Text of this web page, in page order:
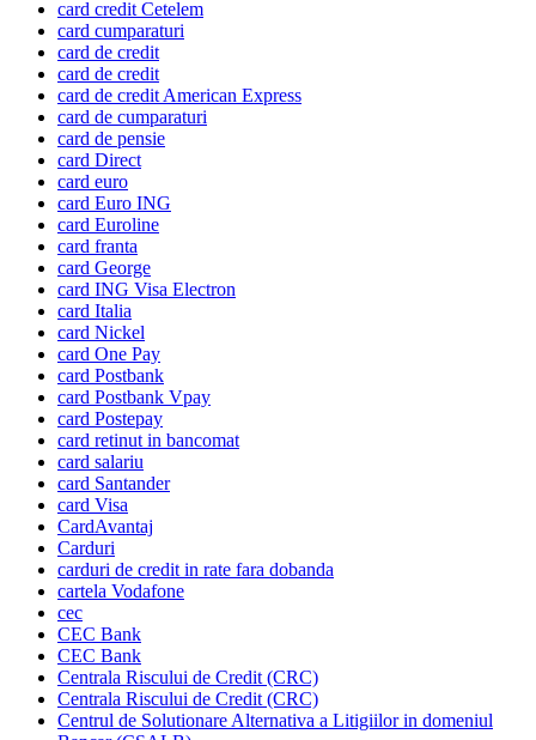
card credit Cetelem
card cumparaturi
card de credit
card de credit
card de credit American Express
card de cumparaturi
card de pensie
card Direct
card euro
card Euro ING
card Euroline
card franta
card George
card ING Visa Electron
card Italia
card Nickel
card One Pay
card Postbank
card Postbank Vpay
card Postepay
card retinut in bancomat
card salariu
card Santander
card Visa
CardAvantaj
Carduri
carduri de credit in rate fara dobanda
cartela Vodafone
cec
CEC Bank
CEC Bank
Centrala Riscului de Credit (CRC)
Centrala Riscului de Credit (CRC)
Centrul de Solutionare Alternativa a Litigiilor in domeniul